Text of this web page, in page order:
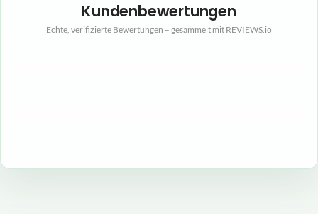
Kundenbewertungen
Echte, verifizierte Bewertungen – gesammelt mit REVIEWS.io